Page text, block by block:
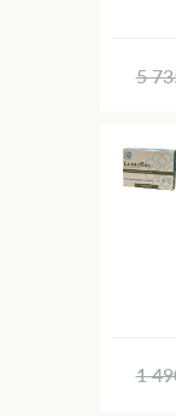
5
1